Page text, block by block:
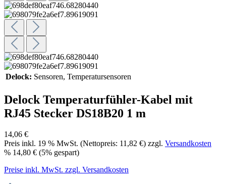
Delock: Sensoren, Temperatursensoren
Delock Temperaturfühler-Kabel mit
RJ45 Stecker DS18B20 1 m
14,06 €
Preis inkl. 19 % MwSt. (Nettopreis: 11,82 €) zzgl. Versandkosten
% 14,80 € (5% gespart)
Preise inkl. MwSt. zzgl. Versandkosten